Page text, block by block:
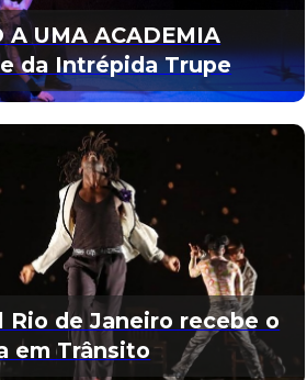
A UMA ACADEMIA
da Intrépida Trupe
Rio de Janeiro recebe o
em Trânsito